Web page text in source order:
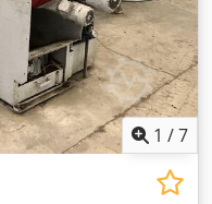
1 /7